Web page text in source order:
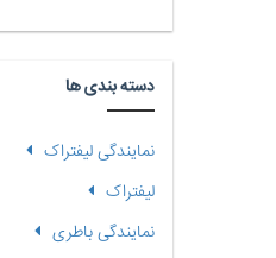
دسته بندی ها
نمایندگی لیفتراک
لیفتراک
نمایندگی باطری